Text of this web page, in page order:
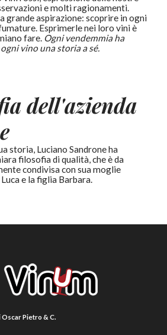
e molti ragionamenti.
grande aspirazione: scoprire in ogni
Esprimerle nei loro vini è
fare. Ogni vendemmia ha
vino una storia a sé.
dell'azienda
storia, Luciano Sandrone ha
filosofia di qualità, che è da
condivisa con sua moglie
e la figlia Barbara.
Oscar Pietro & C.